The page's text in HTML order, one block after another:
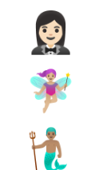
🤵🏻‍♀️
🧚🏼‍♀️
🧜🏽‍♂️